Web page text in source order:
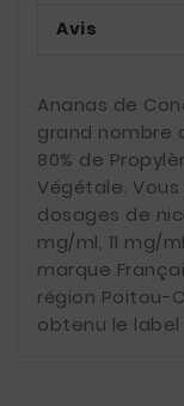
Avis
Ananas de
grand nombre
80% de
Végétale.
dosages de
mg/ml, 11 mg/
marque
région Poitou-
obtenu le label